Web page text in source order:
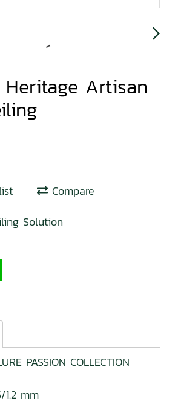
Heritage Artisan
Compare
Solution
PASSION COLLECTION
1.2 mm